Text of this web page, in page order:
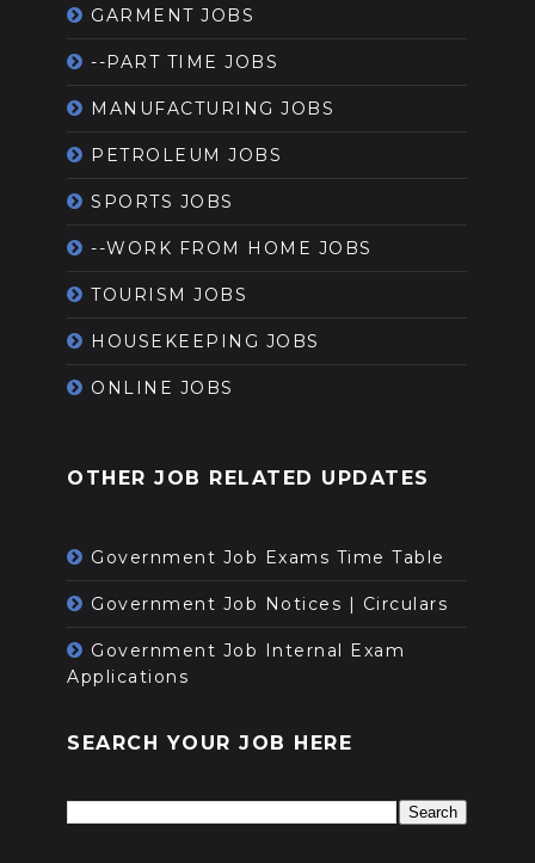
GARMENT JOBS
--PART TIME JOBS
MANUFACTURING JOBS
PETROLEUM JOBS
SPORTS JOBS
--WORK FROM HOME JOBS
TOURISM JOBS
HOUSEKEEPING JOBS
ONLINE JOBS
OTHER JOB RELATED UPDATES
Government Job Exams Time Table
Government Job Notices | Circulars
Government Job Internal Exam
Applications
SEARCH YOUR JOB HERE